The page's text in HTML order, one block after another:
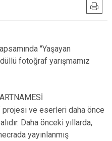
Suşehri
Ulaş
Zara
"Yaşayan
fotoğraf yarışmamız
projesi ve eserleri daha önce
Daha önceki yıllarda,
yayınlanmış